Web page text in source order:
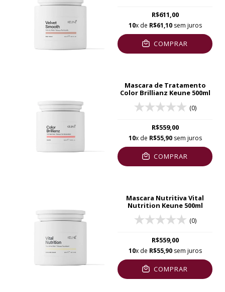
R$611,00
10x de R$61,10sem juros
COMPRAR
Mascara de Tratamento
Color Brillianz Keune 500ml
(0)
R$559,00
10x de R$55,90sem juros
COMPRAR
Mascara Nutritiva Vital
Nutrition Keune 500ml
(0)
R$559,00
10x de R$55,90sem juros
COMPRAR